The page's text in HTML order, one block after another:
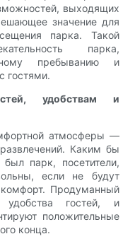
выходящих
значение для
парка. Такой
парка,
пребыванию и
гостями.
удобствам и
атмосферы —
Каким бы
парк, посетители,
если не будут
Продуманный
удобства гостей, и
положительные
конца.